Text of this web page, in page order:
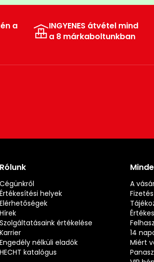
a
INGYENES átvétel mind
a 8 márkaboltunkban
Rólunk
Cégünkről
Értékesítési helyek
Elérhetőségek
Hírek
Szolgáltatásaink értékelése
Karrier
Engedély nélküli eladók
HECHT katalógus
A
14
Miért